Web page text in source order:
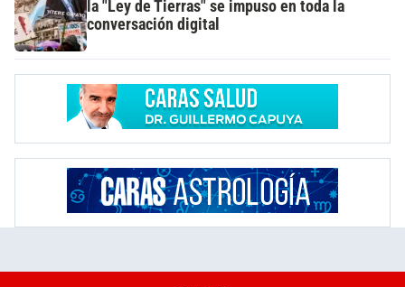
la "Ley de Tierras" se impuso en toda la
conversación digital